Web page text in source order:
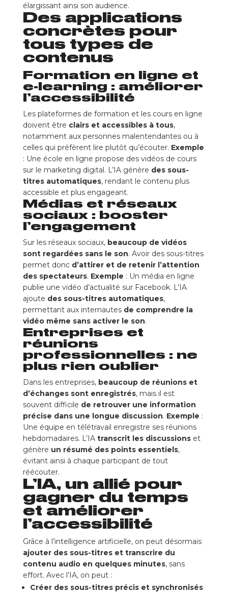
élargissant ainsi son audience.
Des applications
concrètes pour
tous types de
contenus
Formation en ligne et
e-learning : améliorer
l’accessibilité
Les plateformes de formation et les cours en ligne
doivent être clairs et accessibles à tous,
notamment aux personnes malentendantes ou à
celles qui préfèrent lire plutôt qu’écouter. Exemple
: Une école en ligne propose des vidéos de cours
sur le marketing digital. L’IA génère des sous-
titres automatiques, rendant le contenu plus
accessible et plus engageant.
Médias et réseaux
sociaux : booster
l’engagement
Sur les réseaux sociaux, beaucoup de vidéos
sont regardées sans le son. Avoir des sous-titres
permet donc d’attirer et de retenir l’attention
des spectateurs. Exemple : Un média en ligne
publie une vidéo d’actualité sur Facebook. L’IA
ajoute des sous-titres automatiques,
permettant aux internautes de comprendre la
vidéo même sans activer le son.
Entreprises et
réunions
professionnelles : ne
plus rien oublier
Dans les entreprises, beaucoup de réunions et
d’échanges sont enregistrés, mais il est
souvent difficile de retrouver une information
précise dans une longue discussion. Exemple :
Une équipe en télétravail enregistre ses réunions
hebdomadaires. L’IA transcrit les discussionset
génère un résumé des points essentiels,
évitant ainsi à chaque participant de tout
réécouter.
L’IA, un allié pour
gagner du temps
et améliorer
l’accessibilité
Grâce à l’intelligence artificielle, on peut désormais
ajouter des sous-titres et transcrire du
contenu audio en quelques minutes, sans
effort. Avec l’IA, on peut :
Créer des sous-titres précis et synchronisés